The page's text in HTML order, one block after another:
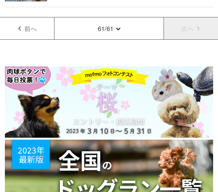
前へ 61/61 次へ